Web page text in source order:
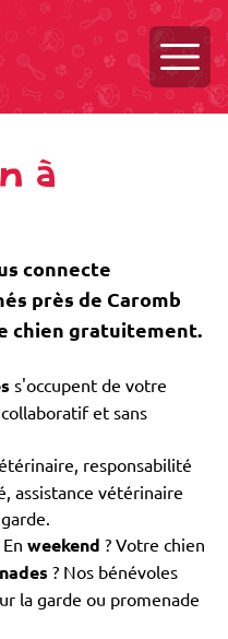
à
connecte
près de Caromb
chien gratuitement.
s'occupent de votre
et sans
responsabilité
assistance vétérinaire
En weekend ? Votre chien
? Nos bénévoles
la garde ou promenade